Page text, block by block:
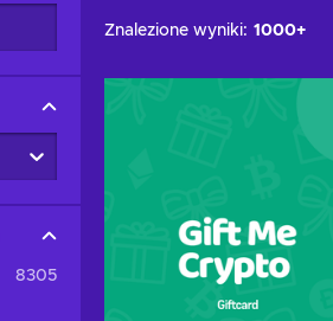
8305
Znalezione wyniki: 1000+